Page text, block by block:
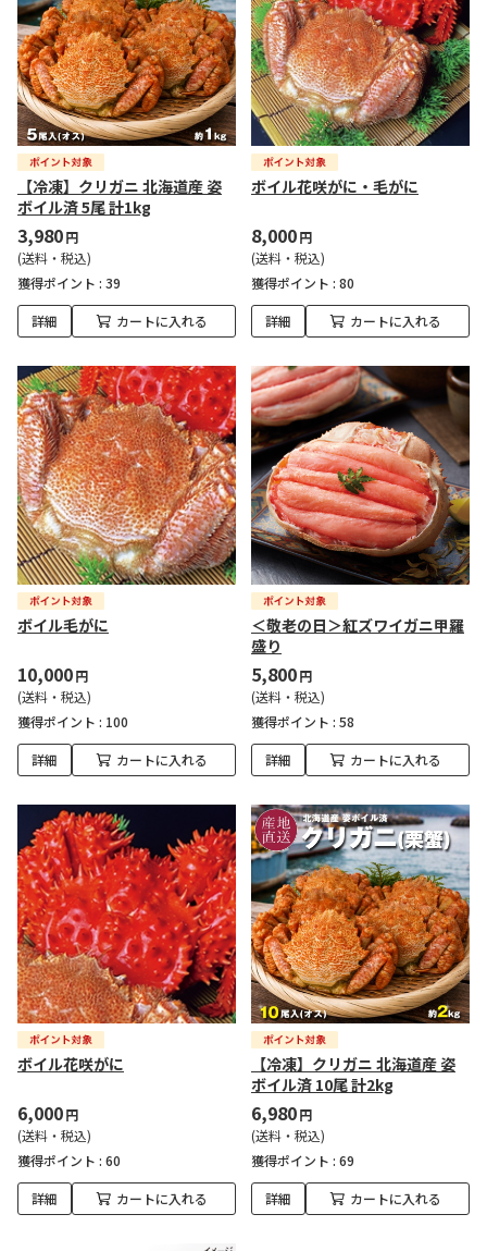
【冷凍】クリガニ 北海道産 姿
ボイル済 5尾 計1kg
3,980円
(送料・税込)
獲得ポイント : 39
詳細 カートに入れる
ボイル花咲がに・毛がに
8,000円
(送料・税込)
獲得ポイント : 80
詳細 カートに入れる
ボイル毛がに
10,000円
(送料・税込)
獲得ポイント : 100
詳細 カートに入れる
＜敬老の日＞紅ズワイガニ甲羅
盛り
5,800円
(送料・税込)
獲得ポイント : 58
詳細 カートに入れる
ボイル花咲がに
6,000円
(送料・税込)
獲得ポイント : 60
詳細 カートに入れる
【冷凍】クリガニ 北海道産 姿
ボイル済 10尾 計2kg
6,980円
(送料・税込)
獲得ポイント : 69
詳細 カートに入れる